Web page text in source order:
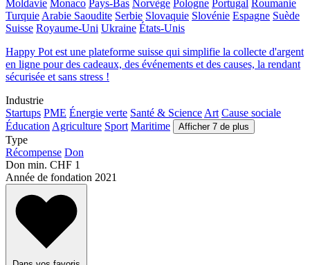
Moldavie Monaco Pays-Bas Norvège Pologne Portugal
Roumanie
Turquie Arabie Saoudite Serbie Slovaquie Slovénie Espagne Suède
Suisse Royaume-Uni Ukraine États-Unis
Happy Pot est une plateforme suisse qui simplifie la collecte d'argent
en ligne pour des cadeaux, des événements et des causes, la rendant
sécurisée et sans stress !
Industrie
Startups PME Énergie verte Santé & Science Art Cause sociale
Éducation Agriculture Sport Maritime Afficher 7 de plus
Type
Récompense Don
Don min. CHF 1
Année de fondation 2021